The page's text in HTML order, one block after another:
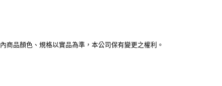
商品顏色、規格以實品為準，本公司保有變更之權利。